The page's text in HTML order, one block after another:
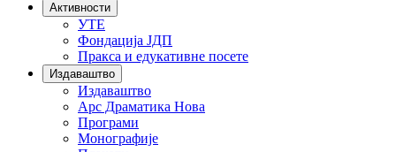
Активности
УТЕ
Фондација ЈДП
Пракса и едукативне посете
Издаваштво
Издаваштво
Арс Драматика Нова
Програми
Монографије